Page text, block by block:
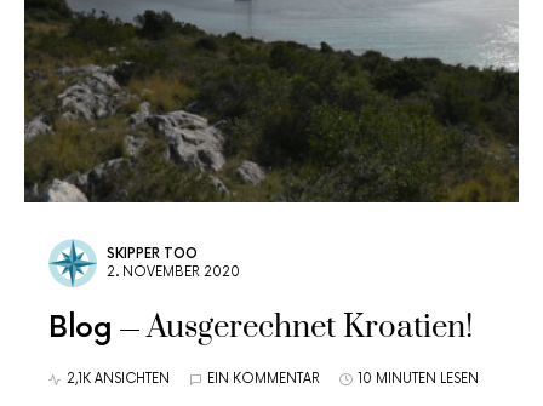
SKIPPER TOO
2. NOVEMBER 2020
Blog Ausgerechnet Kroatien!
2,1K ANSICHTEN EIN KOMMENTAR 10 MINUTEN LESEN